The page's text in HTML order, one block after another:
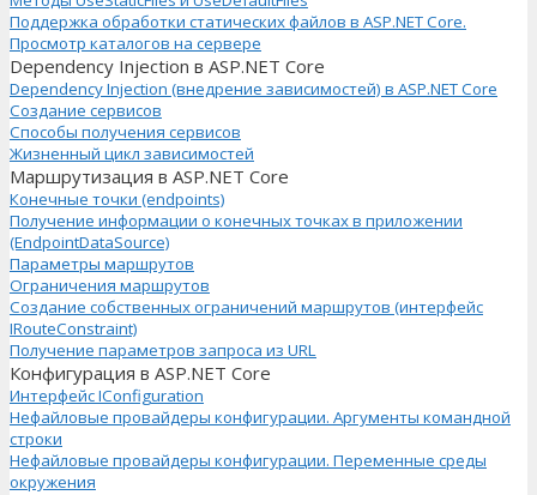
Поддержка обработки статических файлов в ASP.NET Core.
Просмотр каталогов на сервере
Dependency Injection в ASP.NET Core
Dependency Injection (внедрение зависимостей) в ASP.NET Core
Создание сервисов
Способы получения сервисов
Жизненный цикл зависимостей
Маршрутизация в ASP.NET Core
Конечные точки (endpoints)
Получение информации о конечных точках в приложении
(EndpointDataSource)
Параметры маршрутов
Ограничения маршрутов
Создание собственных ограничений маршрутов (интерфейс
IRouteConstraint)
Получение параметров запроса из URL
Конфигурация в ASP.NET Core
Интерфейс IConfiguration
Нефайловые провайдеры конфигурации. Аргументы командной
строки
Нефайловые провайдеры конфигурации. Переменные среды
окружения